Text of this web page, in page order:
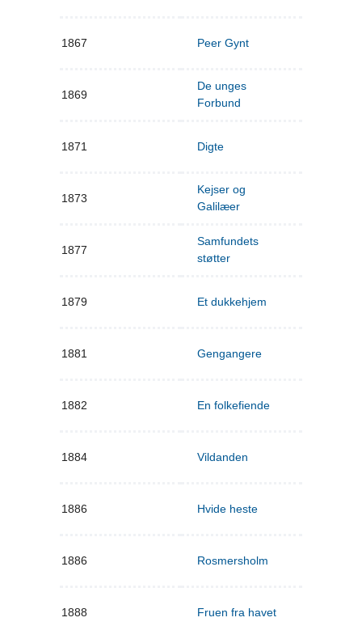
1867 Peer Gynt
1869
De unges
Forbund
1871 Digte
1873
Kejser og
Galilæer
1877
Samfundets
støtter
1879 Et dukkehjem
1881 Gengangere
1882 En folkefiende
1884 Vildanden
1886 Hvide heste
1886 Rosmersholm
1888 Fruen fra havet